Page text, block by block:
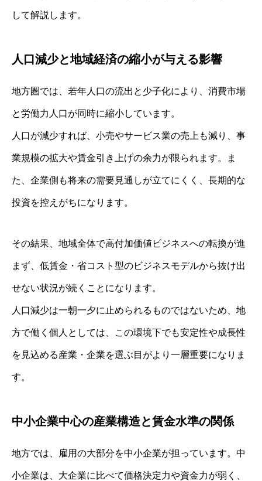
して解説します。
人口減少と地域経済の縮小が与える影響
地方圏では、若年人口の流出と少子化により、消費市場
と労働力人口が同時に縮小しています。
人口が減少すれば、小売やサービス業の売上も減り、事
業規模の拡大や賃金引き上げの余力が限られます。ま
た、企業側も将来の需要見通しが立てにくく、長期的な
投資を控えがちになります。
その結果、地域全体で高付加価値ビジネスへの転換が進
まず、低賃金・省コスト型のビジネスモデルから抜け出
せない状況が続くことになります。
人口減少は一朝一夕に止められるものではないため、地
方で働く個人としては、この環境下でも安定性や成長性
を見込める産業・企業を選ぶ目がより一層重要になりま
す。
中小企業中心の産業構造と賃金水準の関係
地方では、雇用の大部分を中小企業が担っています。中
小企業は、大企業に比べて価格決定力や資金力が弱く、